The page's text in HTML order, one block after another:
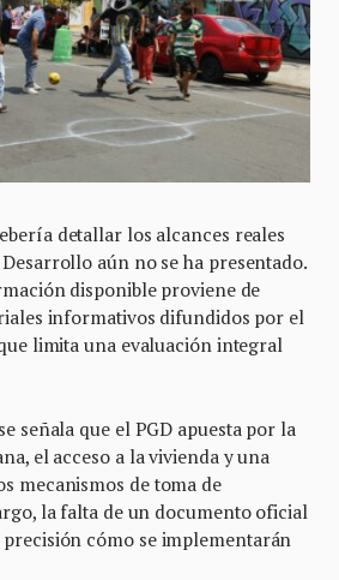
detallar los alcances reales
aún no se ha presentado.
disponible proviene de
informativos difundidos por el
limita una evaluación integral
señala que el PGD apuesta por la
el acceso a la vivienda y una
mecanismos de toma de
la falta de un documento oficial
cómo se implementarán